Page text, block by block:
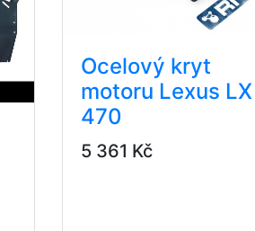
Ocelový kryt
motoru Lexus LX
470
5 361 Kč